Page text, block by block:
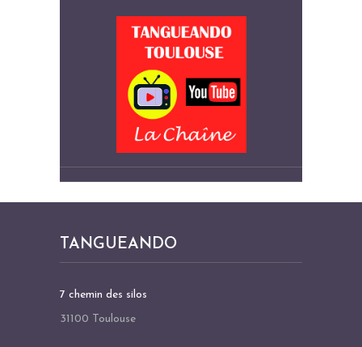
TANGUEANDO
7 chemin des silos
31100 Toulouse